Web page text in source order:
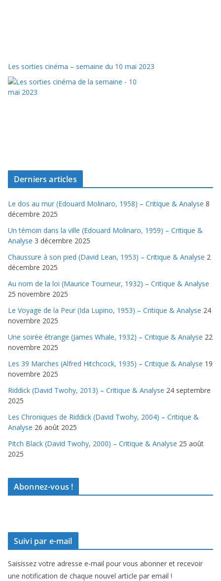
Les sorties cinéma – semaine du 10 mai 2023
Derniers articles
Le dos au mur (Edouard Molinaro, 1958) – Critique & Analyse 8
décembre 2025
Un témoin dans la ville (Edouard Molinaro, 1959) – Critique &
Analyse 3 décembre 2025
Chaussure à son pied (David Lean, 1953) – Critique & Analyse 2
décembre 2025
Au nom de la loi (Maurice Tourneur, 1932) – Critique & Analyse
25 novembre 2025
Le Voyage de la Peur (Ida Lupino, 1953) – Critique & Analyse 24
novembre 2025
Une soirée étrange (James Whale, 1932) – Critique & Analyse 22
novembre 2025
Les 39 Marches (Alfred Hitchcock, 1935) – Critique & Analyse 19
novembre 2025
Riddick (David Twohy, 2013) – Critique & Analyse 24 septembre
2025
Les Chroniques de Riddick (David Twohy, 2004) – Critique &
Analyse 26 août 2025
Pitch Black (David Twohy, 2000) – Critique & Analyse 25 août
2025
Abonnez-vous !
Suivi par e-mail
Saisissez votre adresse e-mail pour vous abonner et recevoir
une notification de chaque nouvel article par email !